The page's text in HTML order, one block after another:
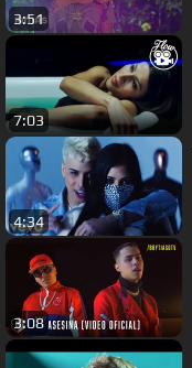
3:51
7:03
4:34
3:08